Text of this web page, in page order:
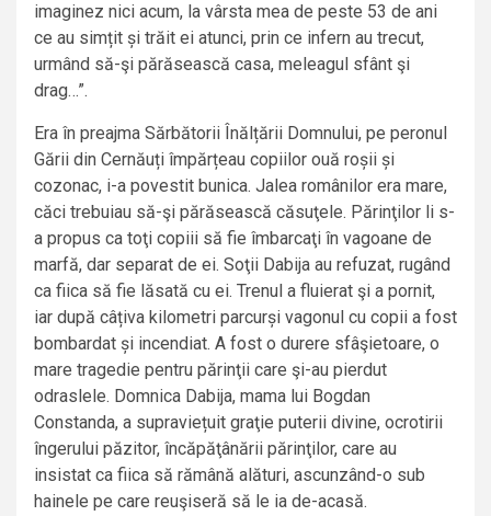
imaginez nici acum, la vârsta mea de peste 53 de ani
ce au simțit și trăit ei atunci, prin ce infern au trecut,
urmând să-şi părăsească casa, meleagul sfânt şi
drag…”.
Era în preajma Sărbătorii Înălțării Domnului, pe peronul
Gării din Cernăuți împărțeau copiilor ouă roșii și
cozonac, i-a povestit bunica. Jalea românilor era mare,
căci trebuiau să-şi părăsească căsuţele. Părinţilor li s-
a propus ca toţi copiii să fie îmbarcaţi în vagoane de
marfă, dar separat de ei. Soţii Dabija au refuzat, rugând
ca fiica să fie lăsată cu ei. Trenul a fluierat şi a pornit,
iar după câțiva kilometri parcurși vagonul cu copii a fost
bombardat și incendiat. A fost o durere sfâşietoare, o
mare tragedie pentru părinţii care şi-au pierdut
odraslele. Domnica Dabija, mama lui Bogdan
Constanda, a supraviețuit graţie puterii divine, ocrotirii
îngerului păzitor, încăpăţânării părinţilor, care au
insistat ca fiica să rămână alături, ascunzând-o sub
hainele pe care reuşiseră să le ia de-acasă.